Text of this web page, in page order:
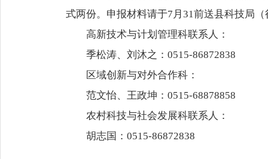
式两份。申报材料请于7月31前送县科技局
高新技术与计划管理科联系人：
季松涛、刘沐之： 0515-86872838
区域创新与对外合作科：
范文怡、王政坤： 0515-68878858
农村科技与社会发展科联系人：
胡志国：0515-86872838